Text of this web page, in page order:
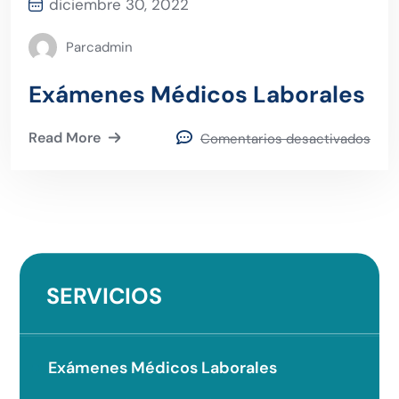
diciembre 30, 2022
Parcadmin
Exámenes Médicos Laborales
Read More Comentarios desactivados
SERVICIOS
Exámenes Médicos Laborales